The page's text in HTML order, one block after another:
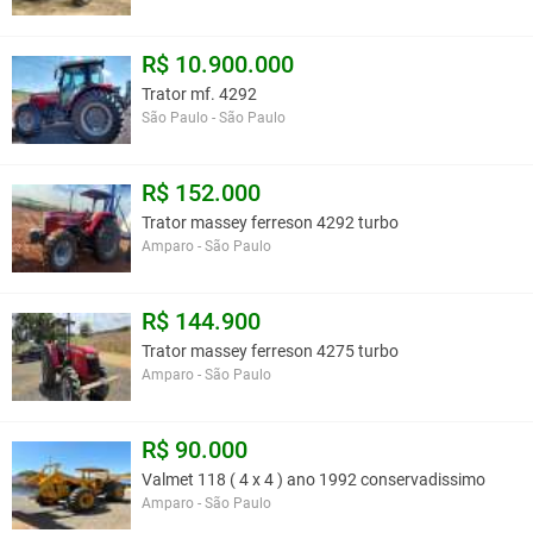
R$ 10.900.000
Trator mf. 4292
São Paulo - São Paulo
R$ 152.000
Trator massey ferreson 4292 turbo
Amparo - São Paulo
R$ 144.900
Trator massey ferreson 4275 turbo
Amparo - São Paulo
R$ 90.000
Valmet 118 ( 4 x 4 ) ano 1992 conservadissimo
Amparo - São Paulo